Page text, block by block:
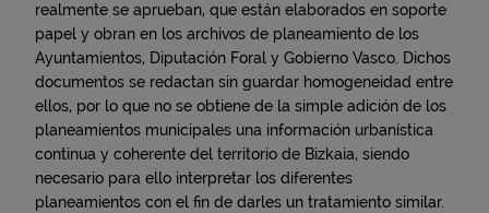
realmente se aprueban, que están elaborados en soporte
papel y obran en los archivos de planeamiento de los
Ayuntamientos, Diputación Foral y Gobierno Vasco. Dichos
documentos se redactan sin guardar homogeneidad entre
ellos, por lo que no se obtiene de la simple adición de los
planeamientos municipales una información urbanística
continua y coherente del territorio de Bizkaia, siendo
necesario para ello interpretar los diferentes
planeamientos con el fin de darles un tratamiento similar.